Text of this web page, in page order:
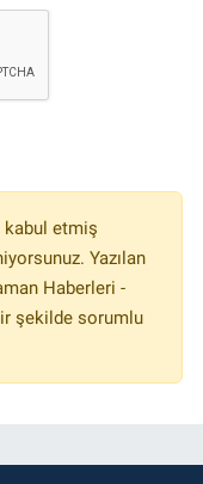
kabul etmiş
Yazılan
Haberleri -
şekilde sorumlu